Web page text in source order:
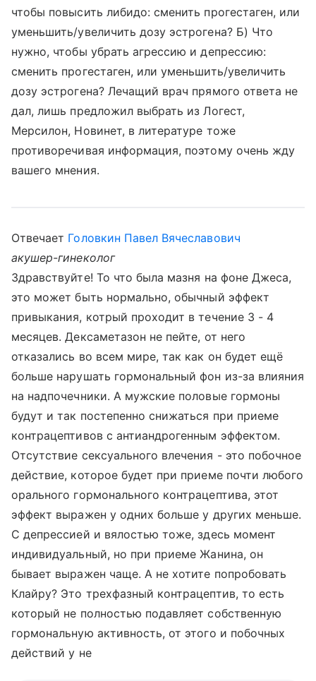
чтобы повысить либидо: сменить прогестаген, или
уменьшить/увеличить дозу эстрогена? Б) Что
нужно, чтобы убрать агрессию и депрессию:
сменить прогестаген, или уменьшить/увеличить
дозу эстрогена? Лечащий врач прямого ответа не
дал, лишь предложил выбрать из Логест,
Мерсилон, Новинет, в литературе тоже
противоречивая информация, поэтому очень жду
вашего мнения.
Отвечает Головкин Павел Вячеславович
акушер-гинеколог
Здравствуйте! То что была мазня на фоне Джеса,
это может быть нормально, обычный эффект
привыкания, котрый проходит в течение 3 - 4
месяцев. Дексаметазон не пейте, от него
отказались во всем мире, так как он будет ещё
больше нарушать гормональный фон из-за влияния
на надпочечники. А мужские половые гормоны
будут и так постепенно снижаться при приеме
контрацептивов с антиандрогенным эффектом.
Отсутствие сексуального влечения - это побочное
действие, которое будет при приеме почти любого
орального гормонального контрацептива, этот
эффект выражен у одних больше у других меньше.
С депрессией и вялостью тоже, здесь момент
индивидуальный, но при приеме Жанина, он
бывает выражен чаще. А не хотите попробовать
Клайру? Это трехфазный контрацептив, то есть
который не полностью подавляет собственную
гормональную активность, от этого и побочных
действий у не